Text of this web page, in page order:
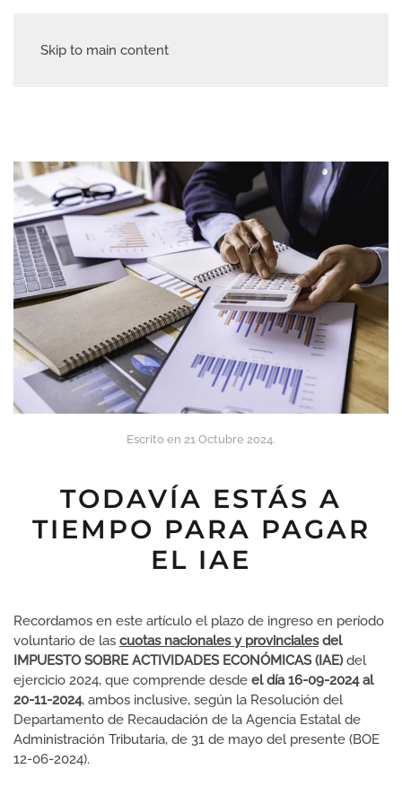
Skip to main content
Escrito en 21 Octubre 2024.
TODAVÍA ESTÁS A
TIEMPO PARA PAGAR
EL IAE
Recordamos en este artículo el plazo de ingreso en período
voluntario de las cuotas nacionales y provinciales del
IMPUESTO SOBRE ACTIVIDADES ECONÓMICAS (IAE)del
ejercicio 2024, que comprende desde el día 16-09-2024 al
20-11-2024, ambos inclusive, según la Resolución del
Departamento de Recaudación de la Agencia Estatal de
Administración Tributaria, de 31 de mayo del presente (BOE
12-06-2024).